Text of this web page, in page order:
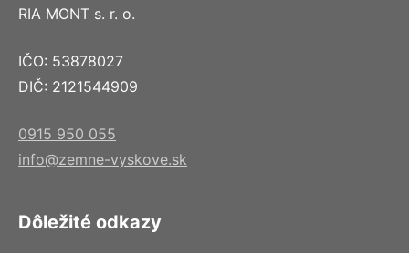
RIA MONT s. r. o.
IČO: 53878027
DIČ: 2121544909
0915 950 055
info@zemne-vyskove.sk
Dôležité odkazy